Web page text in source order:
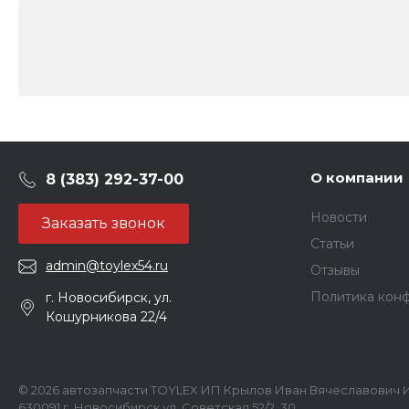
8 (383) 292-37-00
Заказать звонок
admin@toylex54.ru
г. Новосибирск, ул.
Кошурникова 22/4
О компании
Новости
Статьи
Отзывы
Политика
© 2026 автозапчасти TOYLEX ИП Крылов Иван Вячеславович